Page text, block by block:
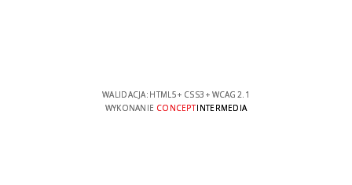
WALIDACJA: HTML5+ CSS3 + WCAG 2.1
WYKONANIE CONCEPTINTERMEDIA